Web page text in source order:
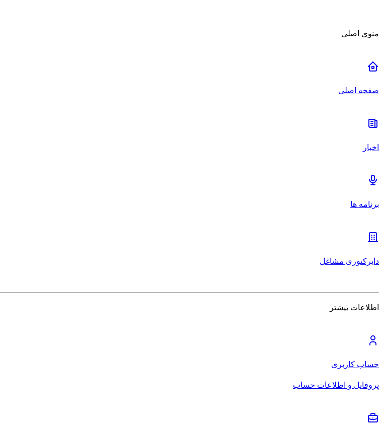
منوی اصلی
صفحه اصلی
اخبار
برنامه ها
دایرکتوری مشاغل
اطلاعات بیشتر
حساب کاربری
پروفایل و اطلاعات حساب